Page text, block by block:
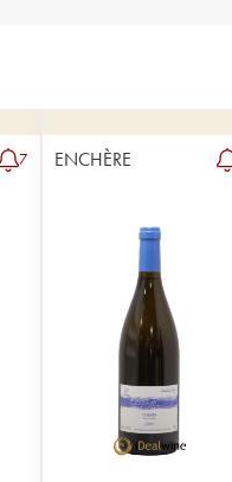
7 ENCHÈRE